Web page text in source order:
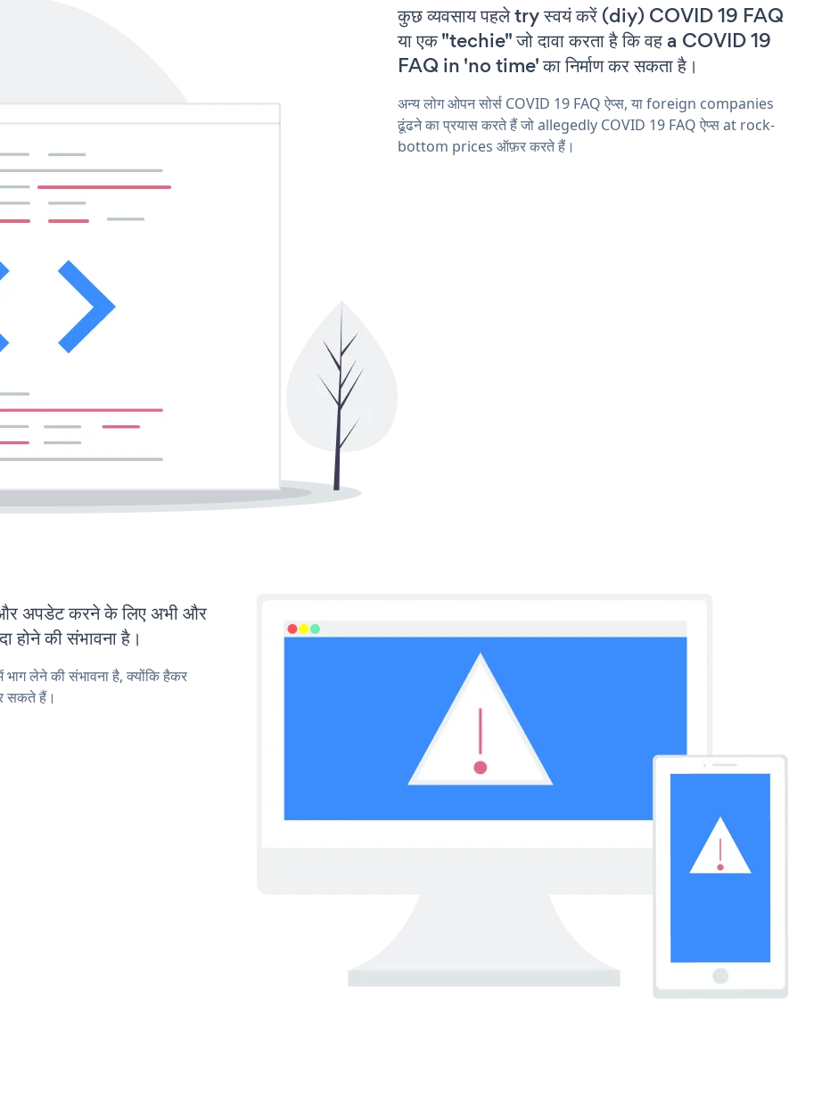
कुछ व्यवसाय पहले try स्वयं करें (diy) COVID 19 FAQ
या एक "techie" जो दावा करता है कि वह a COVID 19
FAQ in 'no time' का निर्माण कर सकता है।
अन्य लोग ओपन सोर्स COVID 19 FAQ ऐप्स, या foreign companies
ढूंढने का प्रयास करते हैं जो allegedly COVID 19 FAQ ऐप्स at rock-
bottom prices ऑफ़र करते हैं।
अपडेट करने के लिए अभी और
होने की संभावना है।
लेने की संभावना है, क्योंकि हैकर
सकते हैं।